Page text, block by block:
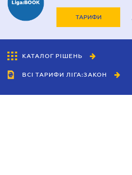
ТАРИФИ
КАТАЛОГ РІШЕНЬ
ВСІ ТАРИФИ ЛІГА:ЗАКОН